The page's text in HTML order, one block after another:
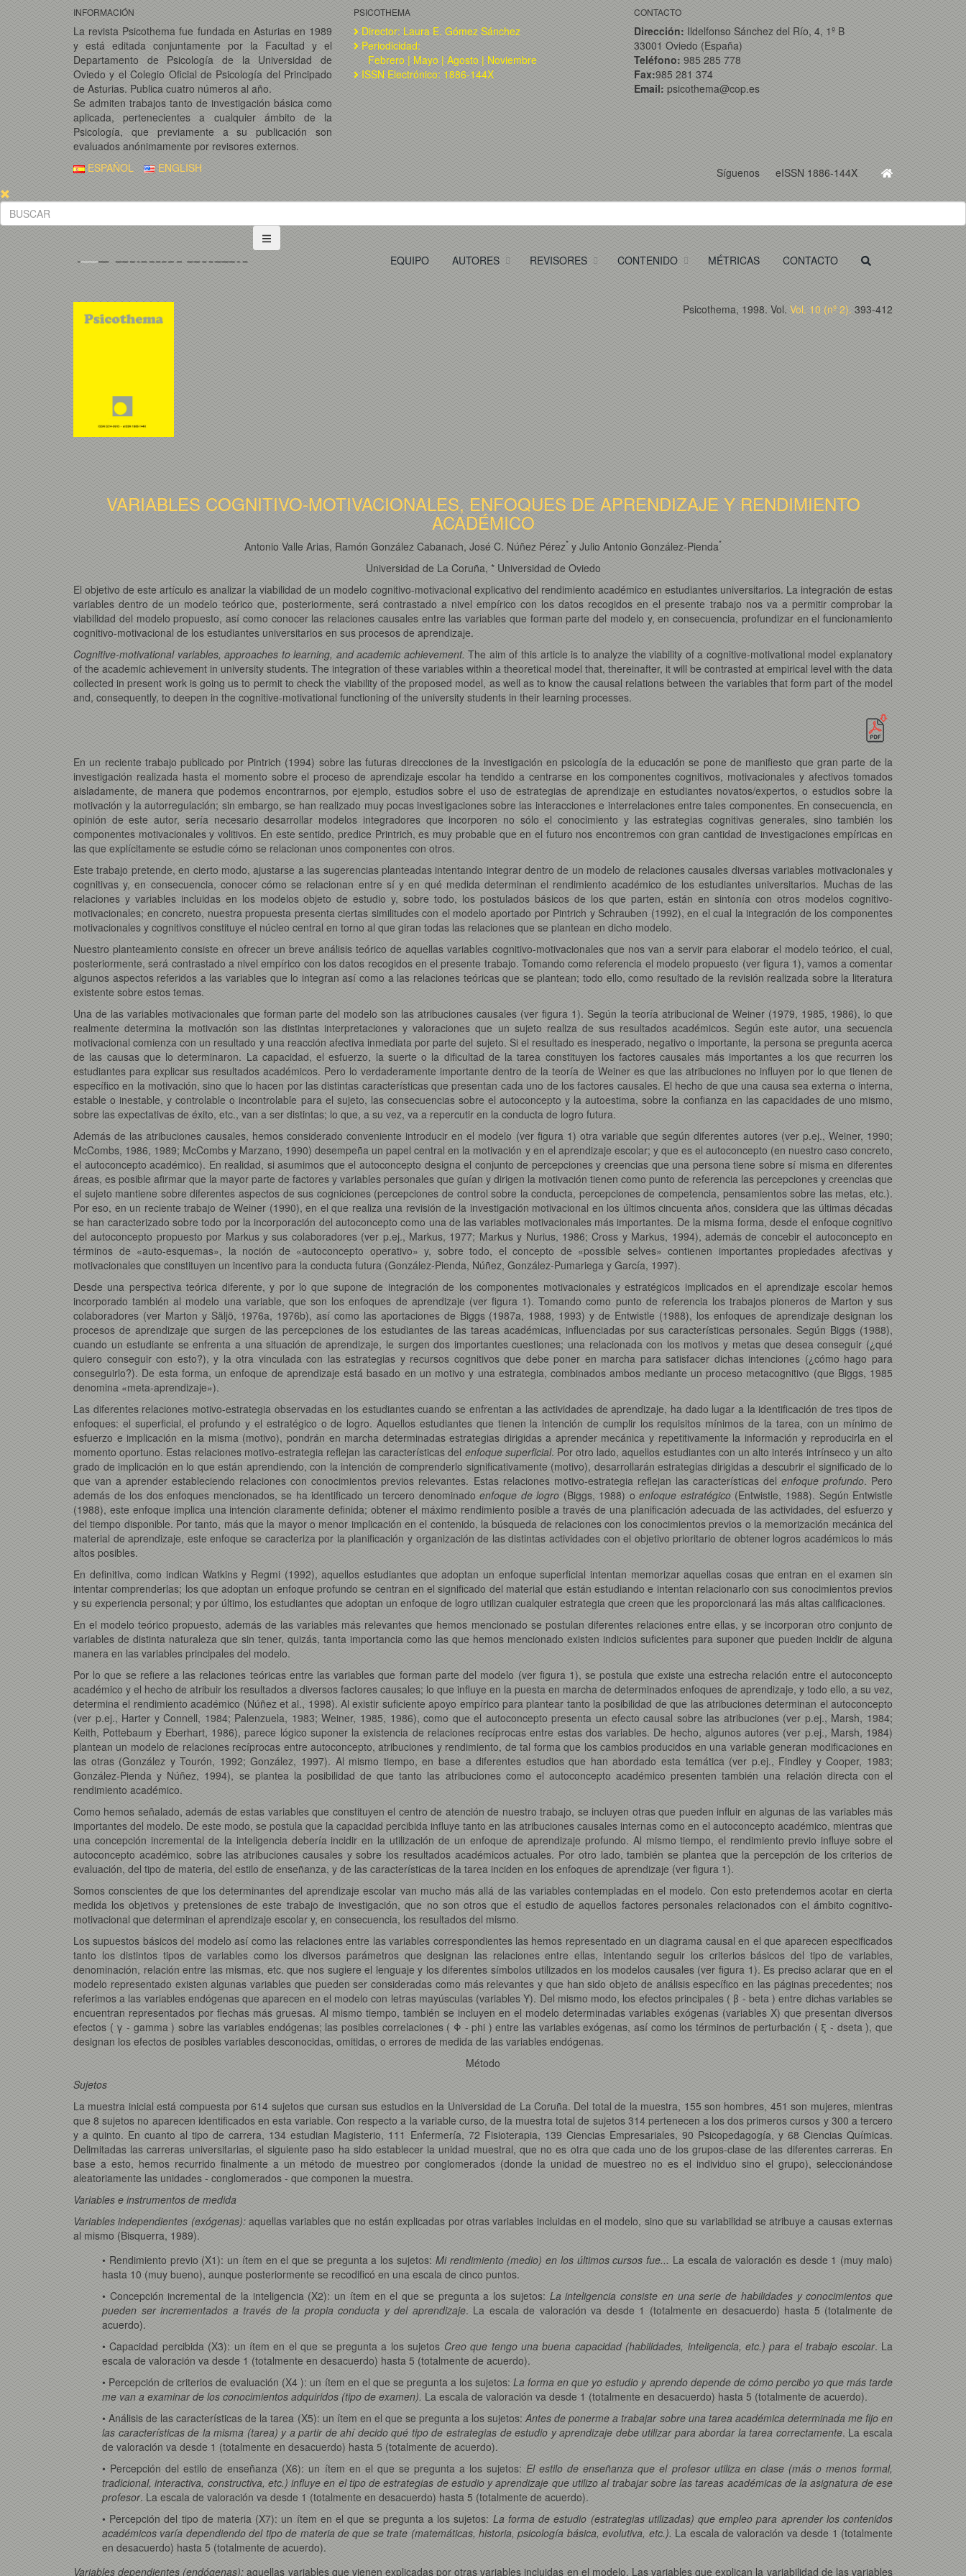
INFORMACIÓN
La revista Psicothema fue fundada en Asturias en 1989
y está editada conjuntamente por la Facultad y el
Departamento de Psicología de la Universidad de
Oviedo y el Colegio Oficial de Psicología del Principado
de Asturias. Publica cuatro números al año.
Se admiten trabajos tanto de investigación básica como
aplicada, pertenecientes a cualquier ámbito de la
Psicología, que previamente a su publicación son
evaluados anónimamente por revisores externos.
PSICOTHEMA
Director: Laura E. Gómez Sánchez
Periodicidad:
Febrero | Mayo | Agosto | Noviembre
ISSN Electrónico: 1886-144X
CONTACTO
Dirección: Ildelfonso Sánchez del Río, 4, 1º B
33001 Oviedo (España)
Teléfono: 985 285 778
Fax:985 281 374
Email: psicothema@cop.es
Síguenos eISSN 1886-144X
ESPAÑOL ENGLISH
EQUIPO AUTORES REVISORES CONTENIDO MÉTRICAS CONTACTO
Psicothema, 1998. Vol. Vol. 10 (nº 2). 393-412
VARIABLES COGNITIVO-MOTIVACIONALES, ENFOQUES DE APRENDIZAJE Y RENDIMIENTO
ACADÉMICO
Antonio Valle Arias, Ramón González Cabanach, José C. Núñez Pérez* y Julio Antonio González-Pienda*
Universidad de La Coruña, * Universidad de Oviedo
El objetivo de este artículo es analizar la viabilidad de un modelo cognitivo-motivacional explicativo del rendimiento académico en estudiantes universitarios. La integración de estas
variables dentro de un modelo teórico que, posteriormente, será contrastado a nivel empírico con los datos recogidos en el presente trabajo nos va a permitir comprobar la
viabilidad del modelo propuesto, así como conocer las relaciones causales entre las variables que forman parte del modelo y, en consecuencia, profundizar en el funcionamiento
cognitivo-motivacional de los estudiantes universitarios en sus procesos de aprendizaje.
Cognitive-motivational variables, approaches to learning, and academic achievement.The aim of this article is to analyze the viability of a cognitive-motivational model explanatory
of the academic achievement in university students. The integration of these variables within a theoretical model that, thereinafter, it will be contrasted at empirical level with the data
collected in present work is going us to permit to check the viability of the proposed model, as well as to know the causal relations between the variables that form part of the model
and, consequently, to deepen in the cognitive-motivational functioning of the university students in their learning processes.
En un reciente trabajo publicado por Pintrich (1994) sobre las futuras direcciones de la investigación en psicología de la educación se pone de manifiesto que gran parte de la
investigación realizada hasta el momento sobre el proceso de aprendizaje escolar ha tendido a centrarse en los componentes cognitivos, motivacionales y afectivos tomados
aisladamente, de manera que podemos encontrarnos, por ejemplo, estudios sobre el uso de estrategias de aprendizaje en estudiantes novatos/expertos, o estudios sobre la
motivación y la autorregulación; sin embargo, se han realizado muy pocas investigaciones sobre las interacciones e interrelaciones entre tales componentes. En consecuencia, en
opinión de este autor, sería necesario desarrollar modelos integradores que incorporen no sólo el conocimiento y las estrategias cognitivas generales, sino también los
componentes motivacionales y volitivos. En este sentido, predice Printrich, es muy probable que en el futuro nos encontremos con gran cantidad de investigaciones empíricas en
las que explícitamente se estudie cómo se relacionan unos componentes con otros.
Este trabajo pretende, en cierto modo, ajustarse a las sugerencias planteadas intentando integrar dentro de un modelo de relaciones causales diversas variables motivacionales y
cognitivas y, en consecuencia, conocer cómo se relacionan entre sí y en qué medida determinan el rendimiento académico de los estudiantes universitarios. Muchas de las
relaciones y variables incluidas en los modelos objeto de estudio y, sobre todo, los postulados básicos de los que parten, están en sintonía con otros modelos cognitivo-
motivacionales; en concreto, nuestra propuesta presenta ciertas similitudes con el modelo aportado por Pintrich y Schrauben (1992), en el cual la integración de los componentes
motivacionales y cognitivos constituye el núcleo central en torno al que giran todas las relaciones que se plantean en dicho modelo.
Nuestro planteamiento consiste en ofrecer un breve análisis teórico de aquellas variables cognitivo-motivacionales que nos van a servir para elaborar el modelo teórico, el cual,
posteriormente, será contrastado a nivel empírico con los datos recogidos en el presente trabajo. Tomando como referencia el modelo propuesto (ver figura 1), vamos a comentar
algunos aspectos referidos a las variables que lo integran así como a las relaciones teóricas que se plantean; todo ello, como resultado de la revisión realizada sobre la literatura
existente sobre estos temas.
Una de las variables motivacionales que forman parte del modelo son las atribuciones causales (ver figura 1). Según la teoría atribucional de Weiner (1979, 1985, 1986), lo que
realmente determina la motivación son las distintas interpretaciones y valoraciones que un sujeto realiza de sus resultados académicos. Según este autor, una secuencia
motivacional comienza con un resultado y una reacción afectiva inmediata por parte del sujeto. Si el resultado es inesperado, negativo o importante, la persona se pregunta acerca
de las causas que lo determinaron. La capacidad, el esfuerzo, la suerte o la dificultad de la tarea constituyen los factores causales más importantes a los que recurren los
estudiantes para explicar sus resultados académicos. Pero lo verdaderamente importante dentro de la teoría de Weiner es que las atribuciones no influyen por lo que tienen de
específico en la motivación, sino que lo hacen por las distintas características que presentan cada uno de los factores causales. El hecho de que una causa sea externa o interna,
estable o inestable, y controlable o incontrolable para el sujeto, las consecuencias sobre el autoconcepto y la autoestima, sobre la confianza en las capacidades de uno mismo,
sobre las expectativas de éxito, etc., van a ser distintas; lo que, a su vez, va a repercutir en la conducta de logro futura.
Además de las atribuciones causales, hemos considerado conveniente introducir en el modelo (ver figura 1) otra variable que según diferentes autores (ver p.ej., Weiner, 1990;
McCombs, 1986, 1989; McCombs y Marzano, 1990) desempeña un papel central en la motivación y en el aprendizaje escolar; y que es el autoconcepto (en nuestro caso concreto,
el autoconcepto académico). En realidad, si asumimos que el autoconcepto designa el conjunto de percepciones y creencias que una persona tiene sobre sí misma en diferentes
áreas, es posible afirmar que la mayor parte de factores y variables personales que guían y dirigen la motivación tienen como punto de referencia las percepciones y creencias que
el sujeto mantiene sobre diferentes aspectos de sus cogniciones (percepciones de control sobre la conducta, percepciones de competencia, pensamientos sobre las metas, etc.).
Por eso, en un reciente trabajo de Weiner (1990), en el que realiza una revisión de la investigación motivacional en los últimos cincuenta años, considera que las últimas décadas
se han caracterizado sobre todo por la incorporación del autoconcepto como una de las variables motivacionales más importantes. De la misma forma, desde el enfoque cognitivo
del autoconcepto propuesto por Markus y sus colaboradores (ver p.ej., Markus, 1977; Markus y Nurius, 1986; Cross y Markus, 1994), además de concebir el autoconcepto en
términos de «auto-esquemas», la noción de «autoconcepto operativo» y, sobre todo, el concepto de «possible selves» contienen importantes propiedades afectivas y
motivacionales que constituyen un incentivo para la conducta futura (González-Pienda, Núñez, González-Pumariega y García, 1997).
Desde una perspectiva teórica diferente, y por lo que supone de integración de los componentes motivacionales y estratégicos implicados en el aprendizaje escolar hemos
incorporado también al modelo una variable, que son los enfoques de aprendizaje (ver figura 1). Tomando como punto de referencia los trabajos pioneros de Marton y sus
colaboradores (ver Marton y Säljö, 1976a, 1976b), así como las aportaciones de Biggs (1987a, 1988, 1993) y de Entwistle (1988), los enfoques de aprendizaje designan los
procesos de aprendizaje que surgen de las percepciones de los estudiantes de las tareas académicas, influenciadas por sus características personales. Según Biggs (1988),
cuando un estudiante se enfrenta a una situación de aprendizaje, le surgen dos importantes cuestiones; una relacionada con los motivos y metas que desea conseguir (¿qué
quiero conseguir con esto?), y la otra vinculada con las estrategias y recursos cognitivos que debe poner en marcha para satisfacer dichas intenciones (¿cómo hago para
conseguirlo?). De esta forma, un enfoque de aprendizaje está basado en un motivo y una estrategia, combinados ambos mediante un proceso metacognitivo (que Biggs, 1985
denomina «meta-aprendizaje»).
Las diferentes relaciones motivo-estrategia observadas en los estudiantes cuando se enfrentan a las actividades de aprendizaje, ha dado lugar a la identificación de tres tipos de
enfoques: el superficial, el profundo y el estratégico o de logro. Aquellos estudiantes que tienen la intención de cumplir los requisitos mínimos de la tarea, con un mínimo de
esfuerzo e implicación en la misma (motivo), pondrán en marcha determinadas estrategias dirigidas a aprender mecánica y repetitivamente la información y reproducirla en el
momento oportuno. Estas relaciones motivo-estrategia reflejan las características del enfoque superficial. Por otro lado, aquellos estudiantes con un alto interés intrínseco y un alto
grado de implicación en lo que están aprendiendo, con la intención de comprenderlo significativamente (motivo), desarrollarán estrategias dirigidas a descubrir el significado de lo
que van a aprender estableciendo relaciones con conocimientos previos relevantes. Estas relaciones motivo-estrategia reflejan las características del enfoque profundo. Pero
además de los dos enfoques mencionados, se ha identificado un tercero denominadoenfoque de logro (Biggs, 1988) oenfoque estratégico(Entwistle, 1988). Según Entwistle
(1988), este enfoque implica una intención claramente definida; obtener el máximo rendimiento posible a través de una planificación adecuada de las actividades, del esfuerzo y
del tiempo disponible. Por tanto, más que la mayor o menor implicación en el contenido, la búsqueda de relaciones con los conocimientos previos o la memorización mecánica del
material de aprendizaje, este enfoque se caracteriza por la planificación y organización de las distintas actividades con el objetivo prioritario de obtener logros académicos lo más
altos posibles.
En definitiva, como indican Watkins y Regmi (1992), aquellos estudiantes que adoptan un enfoque superficial intentan memorizar aquellas cosas que entran en el examen sin
intentar comprenderlas; los que adoptan un enfoque profundo se centran en el significado del material que están estudiando e intentan relacionarlo con sus conocimientos previos
y su experiencia personal; y por último, los estudiantes que adoptan un enfoque de logro utilizan cualquier estrategia que creen que les proporcionará las más altas calificaciones.
En el modelo teórico propuesto, además de las variables más relevantes que hemos mencionado se postulan diferentes relaciones entre ellas, y se incorporan otro conjunto de
variables de distinta naturaleza que sin tener, quizás, tanta importancia como las que hemos mencionado existen indicios suficientes para suponer que pueden incidir de alguna
manera en las variables principales del modelo.
Por lo que se refiere a las relaciones teóricas entre las variables que forman parte del modelo (ver figura 1), se postula que existe una estrecha relación entre el autoconcepto
académico y el hecho de atribuir los resultados a diversos factores causales; lo que influye en la puesta en marcha de determinados enfoques de aprendizaje, y todo ello, a su vez,
determina el rendimiento académico (Núñez et al., 1998). Al existir suficiente apoyo empírico para plantear tanto la posibilidad de que las atribuciones determinan el autoconcepto
(ver p.ej., Harter y Connell, 1984; Palenzuela, 1983; Weiner, 1985, 1986), como que el autoconcepto presenta un efecto causal sobre las atribuciones (ver p.ej., Marsh, 1984;
Keith, Pottebaum y Eberhart, 1986), parece lógico suponer la existencia de relaciones recíprocas entre estas dos variables. De hecho, algunos autores (ver p.ej., Marsh, 1984)
plantean un modelo de relaciones recíprocas entre autoconcepto, atribuciones y rendimiento, de tal forma que los cambios producidos en una variable generan modificaciones en
las otras (González y Tourón, 1992; González, 1997). Al mismo tiempo, en base a diferentes estudios que han abordado esta temática (ver p.ej., Findley y Cooper, 1983;
González-Pienda y Núñez, 1994), se plantea la posibilidad de que tanto las atribuciones como el autoconcepto académico presenten también una relación directa con el
rendimiento académico.
Como hemos señalado, además de estas variables que constituyen el centro de atención de nuestro trabajo, se incluyen otras que pueden influir en algunas de las variables más
importantes del modelo. De este modo, se postula que la capacidad percibida influye tanto en las atribuciones causales internas como en el autoconcepto académico, mientras que
una concepción incremental de la inteligencia debería incidir en la utilización de un enfoque de aprendizaje profundo. Al mismo tiempo, el rendimiento previo influye sobre el
autoconcepto académico, sobre las atribuciones causales y sobre los resultados académicos actuales. Por otro lado, también se plantea que la percepción de los criterios de
evaluación, del tipo de materia, del estilo de enseñanza, y de las características de la tarea inciden en los enfoques de aprendizaje (ver figura 1).
Somos conscientes de que los determinantes del aprendizaje escolar van mucho más allá de las variables contempladas en el modelo. Con esto pretendemos acotar en cierta
medida los objetivos y pretensiones de este trabajo de investigación, que no son otros que el estudio de aquellos factores personales relacionados con el ámbito cognitivo-
motivacional que determinan el aprendizaje escolar y, en consecuencia, los resultados del mismo.
Los supuestos básicos del modelo así como las relaciones entre las variables correspondientes las hemos representado en un diagrama causal en el que aparecen especificados
tanto los distintos tipos de variables como los diversos parámetros que designan las relaciones entre ellas, intentando seguir los criterios básicos del tipo de variables,
denominación, relación entre las mismas, etc. que nos sugiere el lenguaje y los diferentes símbolos utilizados en los modelos causales (ver figura 1). Es preciso aclarar que en el
modelo representado existen algunas variables que pueden ser consideradas como más relevantes y que han sido objeto de análisis específico en las páginas precedentes; nos
referimos a las variables endógenas que aparecen en el modelo con letras mayúsculas (variables Y). Del mismo modo, los efectos principales ( β - beta ) entre dichas variables se
encuentran representados por flechas más gruesas. Al mismo tiempo, también se incluyen en el modelo determinadas variables exógenas (variables X) que presentan diversos
efectos ( γ - gamma ) sobre las variables endógenas; las posibles correlaciones ( Φ - phi ) entre las variables exógenas, así como los términos de perturbación ( ξ - dseta ), que
designan los efectos de posibles variables desconocidas, omitidas, o errores de medida de las variables endógenas.
Método
Sujetos
La muestra inicial está compuesta por 614 sujetos que cursan sus estudios en la Universidad de La Coruña. Del total de la muestra, 155 son hombres, 451 son mujeres, mientras
que 8 sujetos no aparecen identificados en esta variable. Con respecto a la variable curso, de la muestra total de sujetos 314 pertenecen a los dos primeros cursos y 300 a tercero
y a quinto. En cuanto al tipo de carrera, 134 estudian Magisterio, 111 Enfermería, 72 Fisioterapia, 139 Ciencias Empresariales, 90 Psicopedagogía, y 68 Ciencias Químicas.
Delimitadas las carreras universitarias, el siguiente paso ha sido establecer la unidad muestral, que no es otra que cada uno de los grupos-clase de las diferentes carreras. En
base a esto, hemos recurrido finalmente a un método de muestreo por conglomerados (donde la unidad de muestreo no es el individuo sino el grupo), seleccionándose
aleatoriamente las unidades - conglomerados - que componen la muestra.
Variables e instrumentos de medida
Variables independientes (exógenas):aquellas variables que no están explicadas por otras variables incluidas en el modelo, sino que su variabilidad se atribuye a causas externas
al mismo (Bisquerra, 1989).
• Rendimiento previo (X1): un ítem en el que se pregunta a los sujetos: Mi rendimiento (medio) en los últimos cursos fue... La escala de valoración es desde 1 (muy malo)
hasta 10 (muy bueno), aunque posteriormente se recodificó en una escala de cinco puntos.
• Concepción incremental de la inteligencia (X2): un ítem en el que se pregunta a los sujetos: La inteligencia consiste en una serie de habilidades y conocimientos que
pueden ser incrementados a través de la propia conducta y del aprendizaje. La escala de valoración va desde 1 (totalmente en desacuerdo) hasta 5 (totalmente de
acuerdo).
• Capacidad percibida (X3): un ítem en el que se pregunta a los sujetos Creo que tengo una buena capacidad (habilidades, inteligencia, etc.) para el trabajo escolar. La
escala de valoración va desde 1 (totalmente en desacuerdo) hasta 5 (totalmente de acuerdo).
• Percepción de criterios de evaluación (X4 ): un ítem en el que se pregunta a los sujetos:La forma en que yo estudio y aprendo depende de cómo percibo yo que más tarde
me van a examinar de los conocimientos adquiridos (tipo de examen). La escala de valoración va desde 1 (totalmente en desacuerdo) hasta 5 (totalmente de acuerdo).
• Análisis de las características de la tarea (X5): un ítem en el que se pregunta a los sujetos:Antes de ponerme a trabajar sobre una tarea académica determinada me fijo en
las características de la misma (tarea) y a partir de ahí decido qué tipo de estrategias de estudio y aprendizaje debe utilizar para abordar la tarea correctamente. La escala
de valoración va desde 1 (totalmente en desacuerdo) hasta 5 (totalmente de acuerdo).
• Percepción del estilo de enseñanza (X6): un ítem en el que se pregunta a los sujetos: El estilo de enseñanza que el profesor utiliza en clase (más o menos formal,
tradicional, interactiva, constructiva, etc.) influye en el tipo de estrategias de estudio y aprendizaje que utilizo al trabajar sobre las tareas académicas de la asignatura de ese
profesor. La escala de valoración va desde 1 (totalmente en desacuerdo) hasta 5 (totalmente de acuerdo).
• Percepción del tipo de materia (X7): un ítem en el que se pregunta a los sujetos: La forma de estudio (estrategias utilizadas) que empleo para aprender los contenidos
académicos varía dependiendo del tipo de materia de que se trate (matemáticas, historia, psicología básica, evolutiva, etc.). La escala de valoración va desde 1 (totalmente
en desacuerdo) hasta 5 (totalmente de acuerdo).
Variables dependientes (endógenas): aquellas variables que vienen explicadas por otras variables incluidas en el modelo. Las variables que explican la variabilidad de las variables